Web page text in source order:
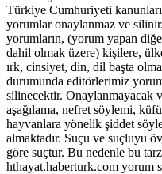
Türkiye Cumhuriyeti
yorumlar onaylanmaz ve
yorumların, (yorum yapan
dahil olmak üzere) kişilere,
ırk, cinsiyet, din, dil başta
durumunda editörlerimiz
silinecektir. Onaylanmayacak
aşağılama, nefret söylemi,
hayvanlara yönelik şiddet
almaktadır. Suçu ve suçluyu
göre suçtur. Bu nedenle bu
hthayat.haberturk.com yorum